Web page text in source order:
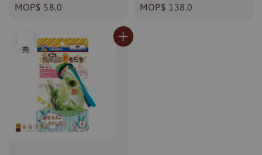
Regular
MOP$ 58.0
Regular
MOP$ 138.0